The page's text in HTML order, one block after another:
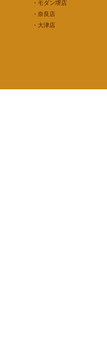
・モダン堺店
・奈良店
・大津店